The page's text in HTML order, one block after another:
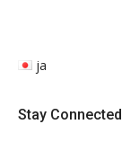
ja
Stay Connected